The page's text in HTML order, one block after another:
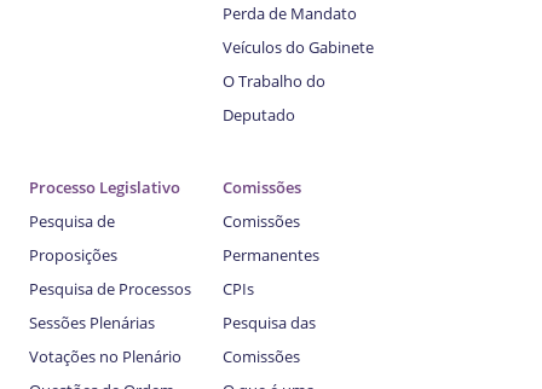
Perda de Mandato
Veículos do Gabinete
O Trabalho do
Deputado
Processo Legislativo
Pesquisa de
Proposições
Pesquisa de Processos
Sessões Plenárias
Votações no Plenário
Comissões
Comissões
Permanentes
CPIs
Pesquisa das
Comissões